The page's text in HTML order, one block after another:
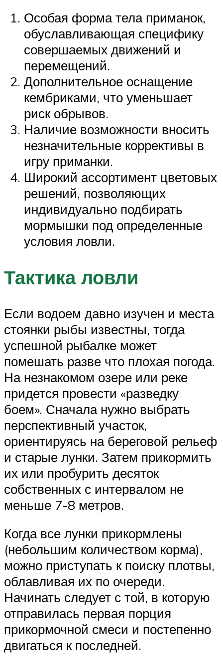
Особая форма тела приманок,
обуславливающая специфику
совершаемых движений и
перемещений.
Дополнительное оснащение
кембриками, что уменьшает
риск обрывов.
Наличие возможности вносить
незначительные коррективы в
игру приманки.
Широкий ассортимент цветовых
решений, позволяющих
индивидуально подбирать
мормышки под определенные
условия ловли.
Тактика ловли
Если водоем давно изучен и места
стоянки рыбы известны, тогда
успешной рыбалке может
помешать разве что плохая погода.
На незнакомом озере или реке
придется провести «разведку
боем». Сначала нужно выбрать
перспективный участок,
ориентируясь на береговой рельеф
и старые лунки. Затем прикормить
их или пробурить десяток
собственных с интервалом не
меньше 7-8 метров.
Когда все лунки прикормлены
(небольшим количеством корма),
можно приступать к поиску плотвы,
облавливая их по очереди.
Начинать следует с той, в которую
отправилась первая порция
прикормочной смеси и постепенно
двигаться к последней.